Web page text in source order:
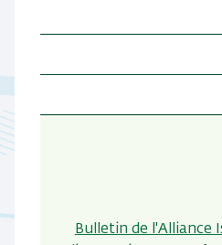
Bulletin de l'Alliance